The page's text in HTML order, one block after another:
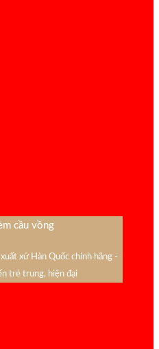
cầu vồng
xứ Hàn Quốc chính hãng -
trẻ trung, hiện đại